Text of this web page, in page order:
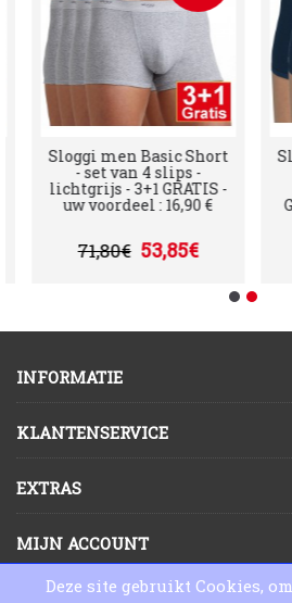
Sloggi men Basic Short
- set van 4 slips -
lichtgrijs - 3+1 GRATIS -
uw voordeel : 16,90 €
71,80€ 53,85€
INFORMATIE
KLANTENSERVICE
EXTRAS
MIJN ACCOUNT
Copyright © 2025,
Deze site gebruikt Cookies,